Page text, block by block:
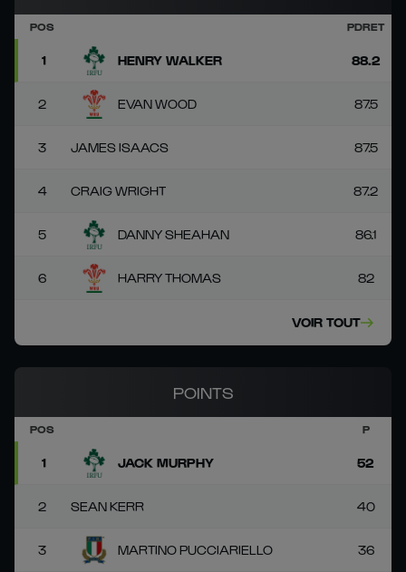
POS PDRET
1 HENRY WALKER 88.2
2 EVAN WOOD 87.5
3 JAMES ISAACS 87.5
4 CRAIG WRIGHT 87.2
5 DANNY SHEAHAN 86.1
6 HARRY THOMAS 82
VOIR TOUT
POINTS
POS P
1 JACK MURPHY 52
2 SEAN KERR 40
3 MARTINO PUCCIARIELLO 36